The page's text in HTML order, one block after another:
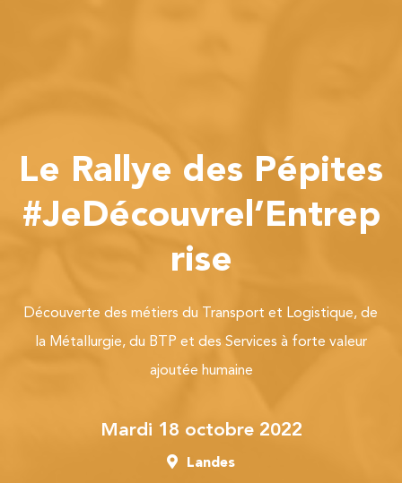
Le Rallye des Pépites
#JeDécouvrel’Entrep
rise
Découverte des métiers du Transport et Logistique, de
la Métallurgie, du BTP et des Services à forte valeur
ajoutée humaine
mardi 18 octobre 2022
Landes